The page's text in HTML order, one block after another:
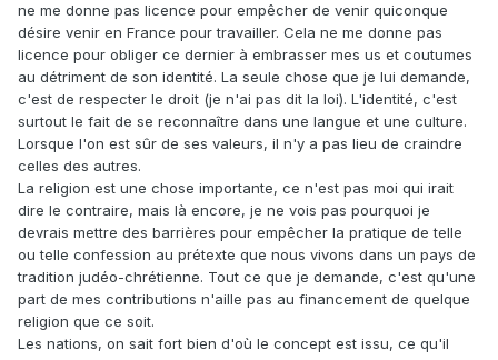
ne me donne pas licence pour empêcher de venir quiconque
désire venir en France pour travailler. Cela ne me donne pas
licence pour obliger ce dernier à embrasser mes us et coutumes
au détriment de son identité. La seule chose que je lui demande,
c'est de respecter le droit (je n'ai pas dit la loi). L'identité, c'est
surtout le fait de se reconnaître dans une langue et une culture.
Lorsque l'on est sûr de ses valeurs, il n'y a pas lieu de craindre
celles des autres.
La religion est une chose importante, ce n'est pas moi qui irait
dire le contraire, mais là encore, je ne vois pas pourquoi je
devrais mettre des barrières pour empêcher la pratique de telle
ou telle confession au prétexte que nous vivons dans un pays de
tradition judéo-chrétienne. Tout ce que je demande, c'est qu'une
part de mes contributions n'aille pas au financement de quelque
religion que ce soit.
Les nations, on sait fort bien d'où le concept est issu, ce qu'il